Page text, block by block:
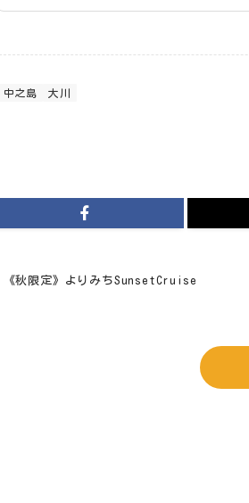
中之島 大川
《秋限定》よりみちSunsetCruise